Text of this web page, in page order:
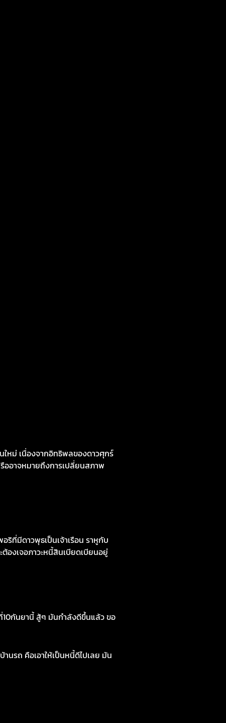
หม่ เนื่องจากอิทธิพลของดาวศุกร์
ออาจหมายถึงการเปลี่ยนสภาพ
ที่มีดาวพุธเป็นเจ้าเรือน ราหูกับ
องเจอภาวะหนี้สินเบียดเบียนอยู่
กันยานี้ สู้ๆ มันกำลังดีขึ้นแล้ว ขอ
รถ คือเอาให้เป็นหนี้ดีไปเลย มัน